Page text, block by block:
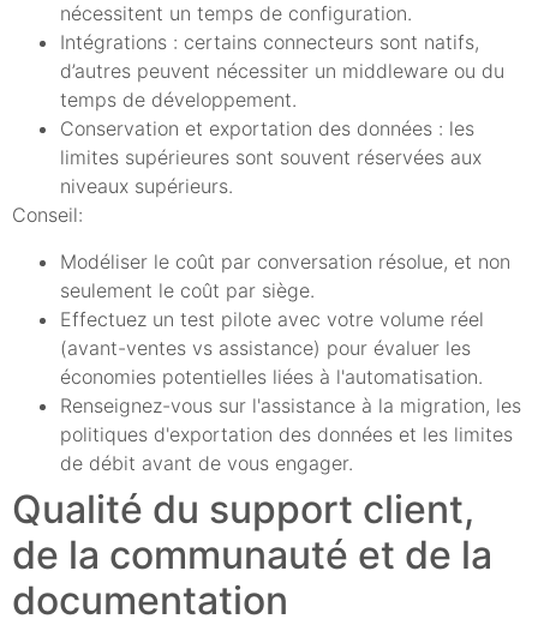
nécessitent un temps de configuration.
Intégrations : certains connecteurs sont natifs,
d’autres peuvent nécessiter un middleware ou du
temps de développement.
Conservation et exportation des données : les
limites supérieures sont souvent réservées aux
niveaux supérieurs.
Conseil:
Modéliser le coût par conversation résolue, et non
seulement le coût par siège.
Effectuez un test pilote avec votre volume réel
(avant-ventes vs assistance) pour évaluer les
économies potentielles liées à l'automatisation.
Renseignez-vous sur l'assistance à la migration, les
politiques d'exportation des données et les limites
de débit avant de vous engager.
Qualité du support client,
de la communauté et de la
documentation